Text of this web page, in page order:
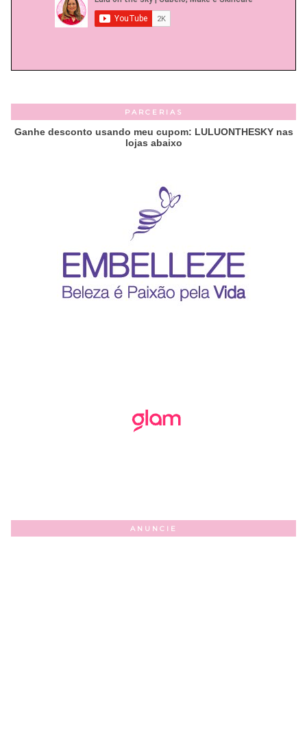
PARCERIAS
Ganhe desconto usando meu cupom: LULUONTHESKY nas
lojas abaixo
ANUNCIE